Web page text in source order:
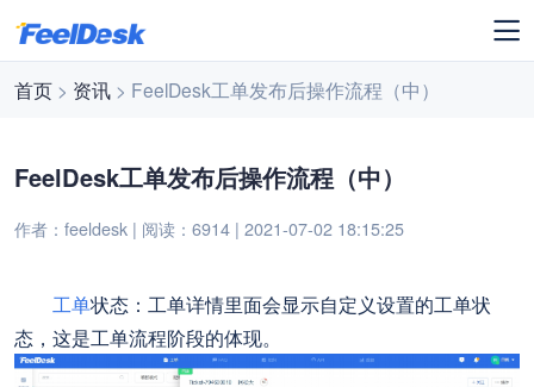
首页 > 资讯 > FeelDesk工单发布后操作流程（中）
FeelDesk工单发布后操作流程（中）
作者：feeldesk | 阅读：6914 | 2021-07-02 18:15:25
工单状态：工单详情里面会显示自定义设置的工单状
态，这是工单流程阶段的体现。